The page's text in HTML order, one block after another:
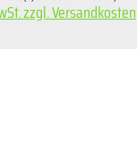
zzgl. Versandkosten